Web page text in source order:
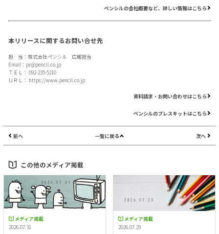
ペンシルの会社概要など、詳しい情報はこちら
本リリースに関するお問い合せ先
担 当：株式会社ペンシル 広報担当
Email： pr@pencil.co.jp
ＴＥＬ： 092-235-5210
ＵＲＬ： https://www.pencil.co.jp
資料請求・お問い合わせはこちら
ペンシルのプレスキットはこちら
前へ 一覧に戻る 次へ
この他のメディア掲載
メディア掲載
2026.07.31
メディア掲載
2026.07.29